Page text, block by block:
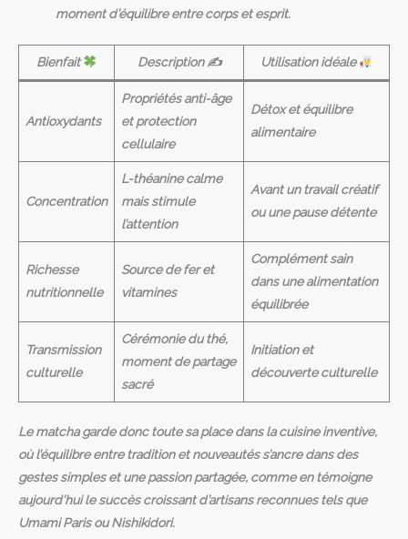
moment d’équilibre entre corps et esprit.
Bienfait Description ✍️ Utilisation idéale
Antioxydants
Propriétés anti-âge
et protection
cellulaire
Détox et équilibre
alimentaire
Concentration
L-théanine calme
mais stimule
l’attention
Avant un travail créatif
ou une pause détente
Richesse
nutritionnelle
Source de fer et
vitamines
Complément sain
dans une alimentation
équilibrée
Transmission
culturelle
Cérémonie du thé,
moment de partage
sacré
Initiation et
découverte culturelle
Le matcha garde donc toute sa place dans la cuisine inventive,
où l’équilibre entre tradition et nouveautés s’ancre dans des
gestes simples et une passion partagée, comme en témoigne
aujourd’hui le succès croissant d’artisans reconnues tels que
Umami ParisouNishikidori.